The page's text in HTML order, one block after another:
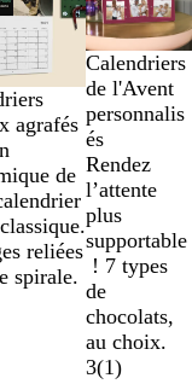
agrafés
de
reliées
spirale.
Calendriers
de l'Avent
personnalis
és
Rendez
l’attente
plus
supportable
! 7 types
de
chocolats,
au choix.
3(1)